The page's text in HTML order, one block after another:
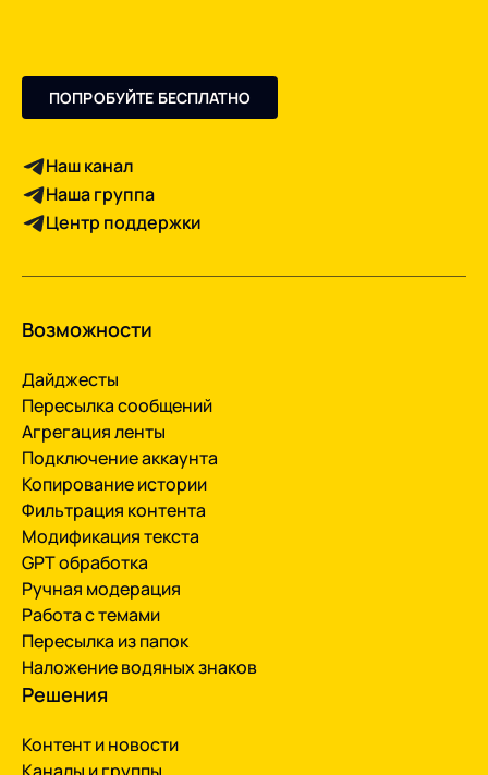
ПОПРОБУЙТЕ БЕСПЛАТНО
Наш канал
Наша группа
Центр поддержки
Возможности
Дайджесты
Пересылка сообщений
Агрегация ленты
Подключение аккаунта
Копирование истории
Фильтрация контента
Модификация текста
GPT обработка
Ручная модерация
Работа с темами
Пересылка из папок
Наложение водяных знаков
Решения
Контент и новости
Каналы и группы